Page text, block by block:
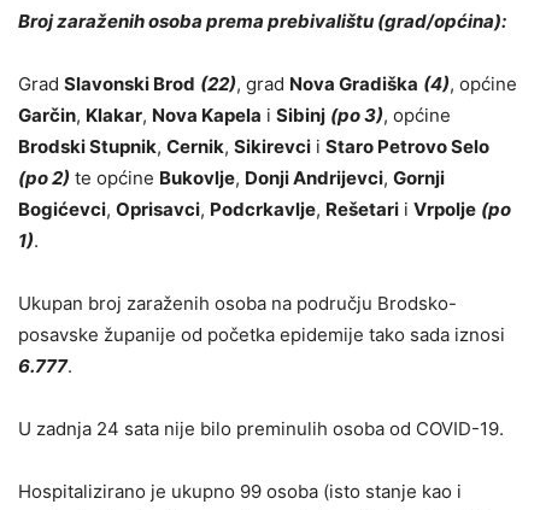
Broj zaraženih osoba prema prebivalištu (grad/općina):
Grad Slavonski Brod (22), grad Nova Gradiška (4), općine
Garčin, Klakar, Nova Kapela i Sibinj (po 3), općine
Brodski Stupnik, Cernik, Sikirevci i Staro Petrovo Selo
(po 2) te općine Bukovlje, Donji Andrijevci, Gornji
Bogićevci, Oprisavci, Podcrkavlje, Rešetari i Vrpolje (po
1).
Ukupan broj zaraženih osoba na području Brodsko-
posavske županije od početka epidemije tako sada iznosi
6.777.
U zadnja 24 sata nije bilo preminulih osoba od COVID-19.
Hospitalizirano je ukupno 99 osoba (isto stanje kao i